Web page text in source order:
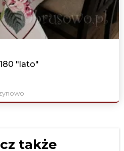
"lato"
także